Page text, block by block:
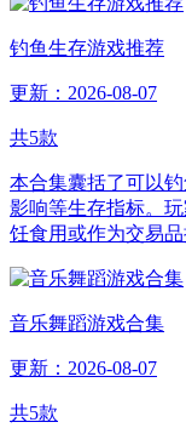
钓鱼生存游戏推荐
更新：2026-08-07
共5款
本合集囊括了可以
影响等生存指标。
饪食用或作为交易
音乐舞蹈游戏合集
更新：2026-08-07
共5款